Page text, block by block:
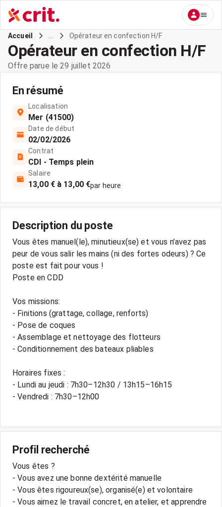
Accueil Opérateur en confection H/F
Opérateur en confection H/F
Offre parue le 29 juillet 2026
En résumé
Localisation
Mer (41500)
Date de début
02/02/2026
Contrat
CDI - Temps plein
Salaire
13,00 € à 13,00 €par heure
Description du poste
Vous êtes manuel(le), minutieux(se) et vous n’avez pas
peur de vous salir les mains (ni des fortes odeurs) ? Ce
poste est fait pour vous !
Poste en CDD
Vos missions:
- Finitions (grattage, collage, renforts)
- Pose de coques
- Assemblage et nettoyage des flotteurs
- Conditionnement des bateaux pliables
Horaires fixes :
- Lundi au jeudi : 7h30–12h30 / 13h15–16h15
- Vendredi : 7h30–12h00
Profil recherché
Vous êtes ?
- Vous avez une bonne dextérité manuelle
- Vous êtes rigoureux(se), organisé(e) et volontaire
- Vous aimez le travail concret, en atelier, et apprendre